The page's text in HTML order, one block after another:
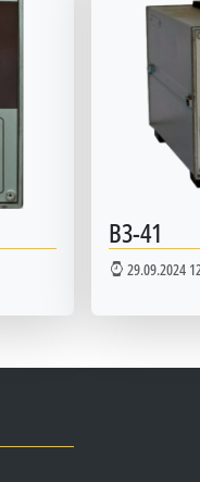
В3-41
29.09.2024